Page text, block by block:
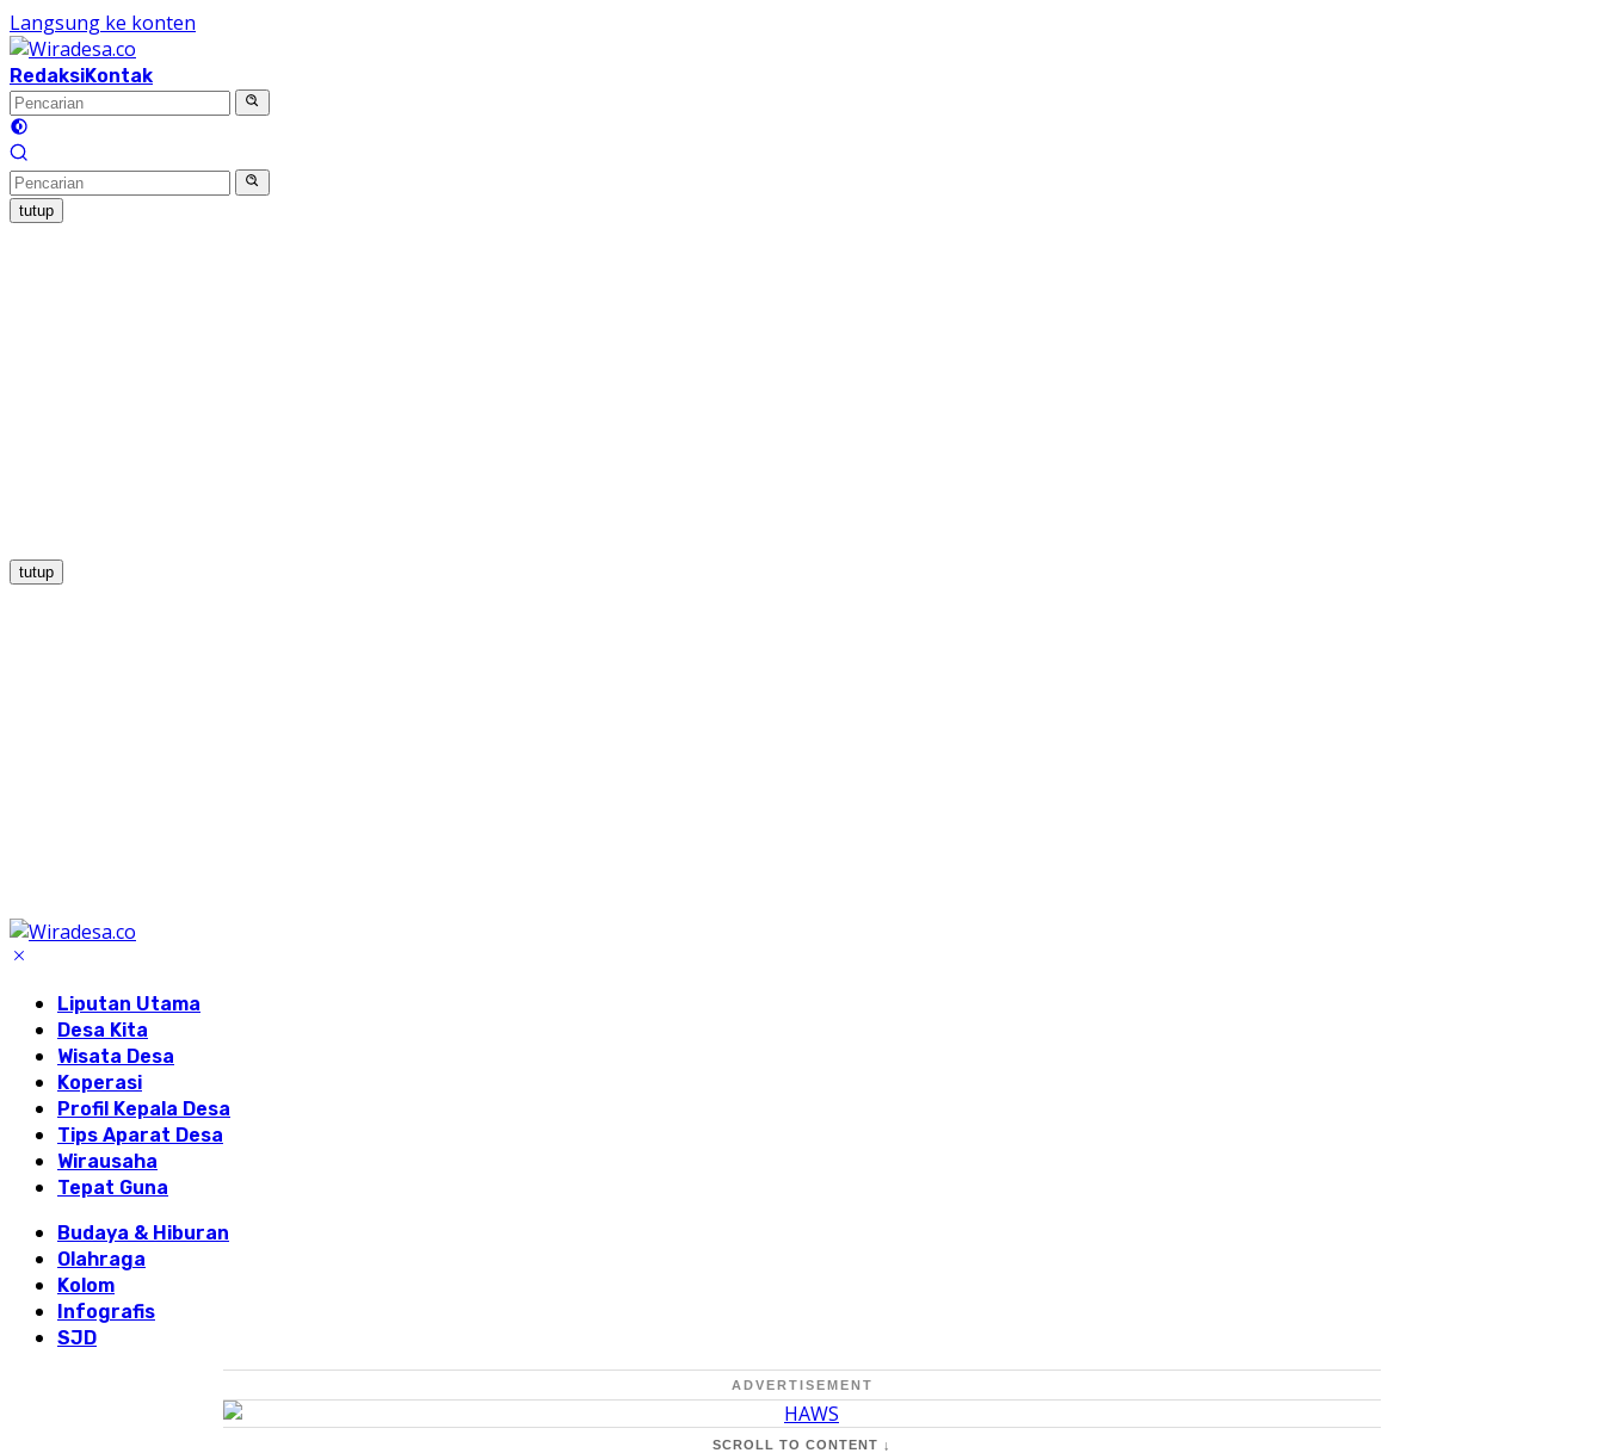
Langsung ke konten
RedaksiKontak
tutup
tutup
Liputan Utama
Desa Kita
Wisata Desa
Koperasi
Profil Kepala Desa
Tips Aparat Desa
Wirausaha
Tepat Guna
Budaya & Hiburan
Olahraga
Kolom
Infografis
SJD
ADVERTISEMENT
SCROLL TO CONTENT ↓